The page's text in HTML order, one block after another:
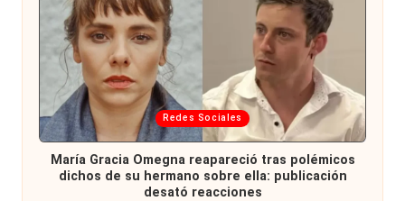
Publicada
en
Redes Sociales
María Gracia Omegna reapareció tras polémicos
dichos de su hermano sobre ella: publicación
desató reacciones